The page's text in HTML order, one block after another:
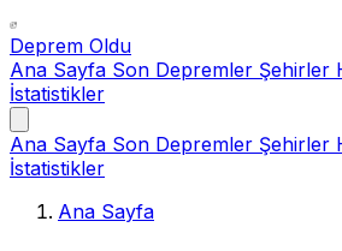
Deprem Oldu
Ana Sayfa Son Depremler Şehirler
İstatistikler
Ana Sayfa Son Depremler Şehirler
İstatistikler
Ana Sayfa